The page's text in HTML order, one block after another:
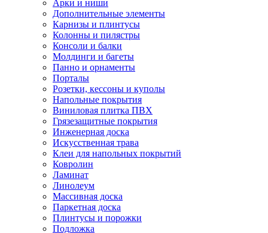
Арки и ниши
Дополнительные элементы
Карнизы и плинтусы
Колонны и пилястры
Консоли и балки
Молдинги и багеты
Панно и орнаменты
Порталы
Розетки, кессоны и куполы
Напольные покрытия
Виниловая плитка ПВХ
Грязезащитные покрытия
Инженерная доска
Искусственная трава
Клеи для напольных покрытий
Ковролин
Ламинат
Линолеум
Массивная доска
Паркетная доска
Плинтусы и порожки
Подложка